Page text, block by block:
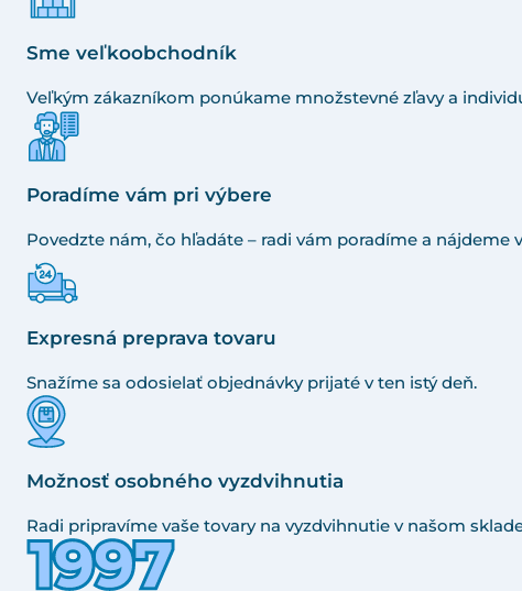
Sme veľkoobchodník
Veľkým zákazníkom ponúkame množstevné zľavy a
Poradíme vám pri výbere
Povedzte nám, čo hľadáte – radi vám poradíme a nájdeme
Expresná preprava tovaru
Snažíme sa odosielať objednávky prijaté v ten istý deň.
Možnosť osobného vyzdvihnutia
Radi pripravíme vaše tovary na vyzdvihnutie v našom